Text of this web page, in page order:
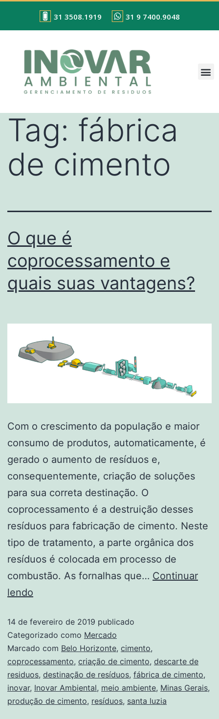
31 3508.1919 31 9 7400.9048
Tag: fábrica
de cimento
O que é
coprocessamento e
quais suas vantagens?
Com o crescimento da população e maior
consumo de produtos, automaticamente, é
gerado o aumento de resíduos e,
consequentemente, criação de soluções
para sua correta destinação. O
coprocessamento é a destruição desses
resíduos para fabricação de cimento. Neste
tipo de tratamento, a parte orgânica dos
resíduos é colocada em processo de
combustão. As fornalhas que… Continuar
lendo
14 de fevereiro de 2019 publicado
Categorizado como Mercado
Marcado com Belo Horizonte, cimento,
coprocessamento, criação de cimento, descarte de
residuos, destinação de resíduos, fábrica de cimento,
inovar, Inovar Ambiental, meio ambiente, Minas Gerais,
produção de cimento, resíduos, santa luzia